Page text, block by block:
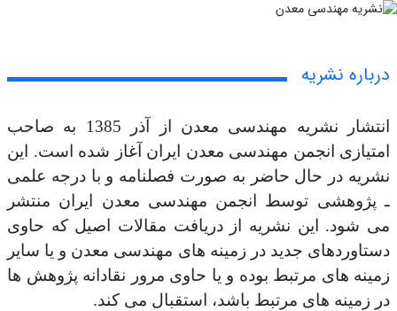
درباره نشریه
انتشار نشریه مهندسی معدن از آذر 1385 به صاحب
امتیازی انجمن مهندسی معدن ایران آغاز شده است. این
نشریه در حال حاضر به صورت فصلنامه و با درجه علمی
ـ پژوهشی توسط انجمن مهندسی معدن ایران منتشر
می ­شود. این نشریه از دریافت مقالات اصیل که حاوی
دستاوردهای جدید در زمینه ­های مهندسی معدن و یا سایر
زمینه­ های مرتبط بوده و یا حاوی مرور نقادانه پژوهش ­ها
در زمینه های مرتبط باشد، استقبال می­ کند.